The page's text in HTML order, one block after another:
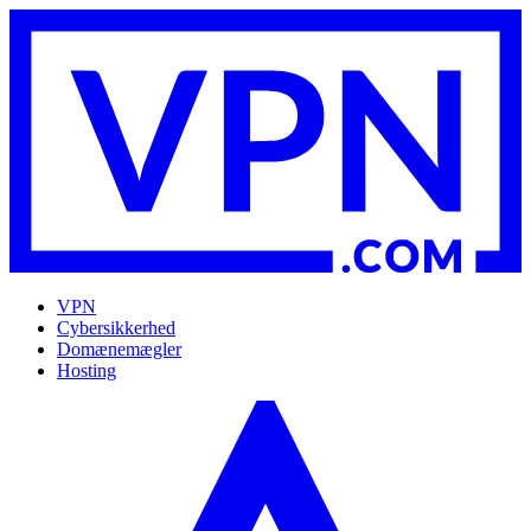
VPN
Cybersikkerhed
Domænemægler
Hosting